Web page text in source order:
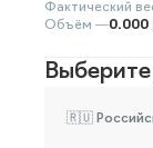
Фактический
Объём —0.000
🇷🇺